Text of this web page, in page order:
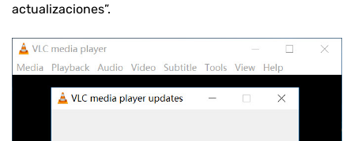
actualizaciones”.